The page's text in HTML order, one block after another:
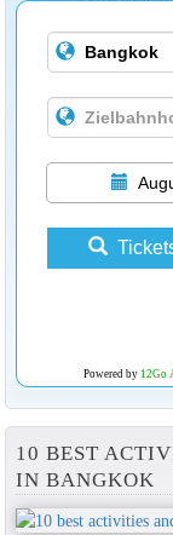
Powered by 12Go
10 BEST
IN BANGKOK